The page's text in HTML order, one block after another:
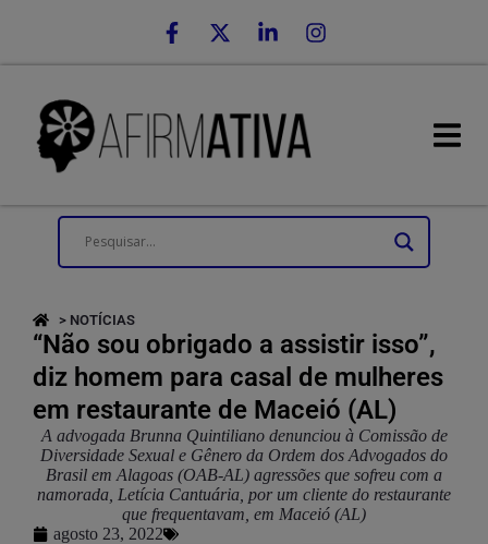
> NOTÍCIAS
“Não sou obrigado a assistir isso”,
diz homem para casal de mulheres
em restaurante de Maceió (AL)
A advogada Brunna Quintiliano denunciou à Comissão de
Diversidade Sexual e Gênero da Ordem dos Advogados do
Brasil em Alagoas (OAB-AL) agressões que sofreu com a
namorada, Letícia Cantuária, por um cliente do restaurante
que frequentavam, em Maceió (AL)
agosto 23, 2022